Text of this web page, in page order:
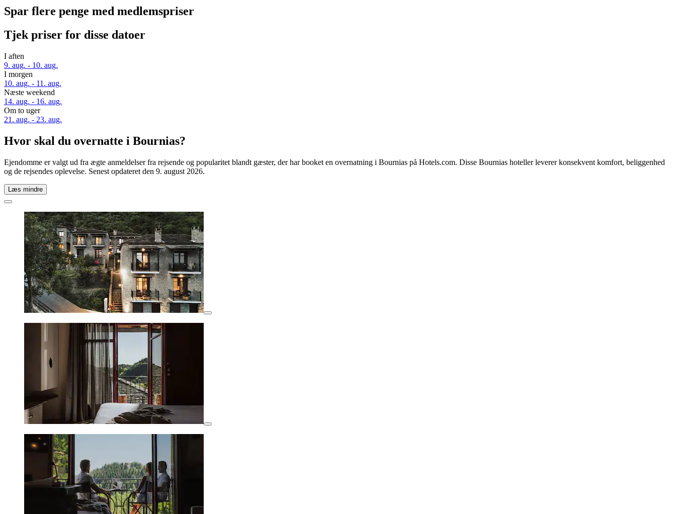
Spar flere penge med medlemspriser
Tjek priser for disse datoer
I aften
9. aug. - 10. aug.
I morgen
10. aug. - 11. aug.
Næste weekend
14. aug. - 16. aug.
Om to uger
21. aug. - 23. aug.
Hvor skal du overnatte i Bournias?
Ejendomme er valgt ud fra ægte anmeldelser fra rejsende og popularitet blandt gæster, der har booket en overnatning i Bournias på Hotels.com. Disse Bournias hoteller leverer konsekvent komfort, beliggenhed
og de rejsendes oplevelse. Senest opdateret den 9. august 2026.
Læs mindre